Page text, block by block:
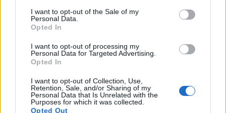
I want to opt-out of the Sale of my
Personal Data.
Opted In
I want to opt-out of processing my
Personal Data for Targeted Advertising.
Opted In
I want to opt-out of Collection, Use,
Retention, Sale, and/or Sharing of my
Personal Data that Is Unrelated with the
Purposes for which it was collected.
Opted Out